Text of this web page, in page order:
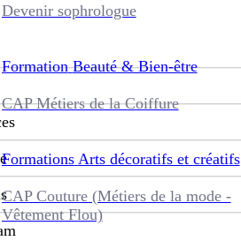
Devenir sophrologue
Formation Beauté & Bien-être
CAP Métiers de la Coiffure
Formations Arts décoratifs et créatifs
CAP Couture (Métiers de la mode -
Vêtement Flou)